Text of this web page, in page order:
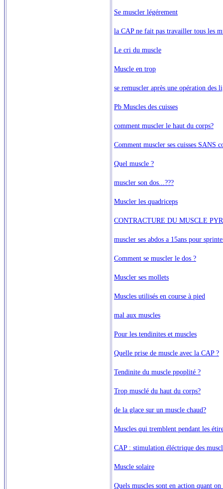
Se muscler légérement
la CAP ne fait pas travailler tous les
Le cri du muscle
Muscle en trop
se remuscler après une opération des
Pb Muscles des cuisses
comment muscler le haut du corps?
Comment muscler ses cuisses SANS
Quel muscle ?
muscler son dos...???
Muscler les quadriceps
CONTRACTURE DU MUSCLE
muscler ses abdos a 15ans pour
Comment se muscler le dos ?
Muscler ses mollets
Muscles utilisés en course à pied
mal aux muscles
Pour les tendinites et muscles
Quelle prise de muscle avec la CAP ?
Tendinite du muscle ppoplité ?
Trop musclé du haut du corps?
de la glace sur un muscle chaud?
Muscles qui tremblent pendant les
CAP : stimulation éléctrique des
Muscle solaire
Quels muscles sont en action quant on